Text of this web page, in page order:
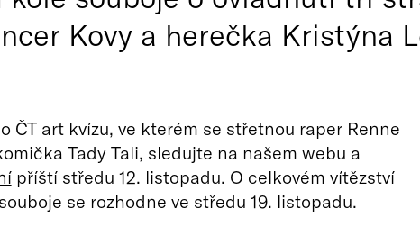
Kovy a herečka Kristýna
ČT art kvízu, ve kterém se střetnou raper Renne
Tady Tali, sledujte na našem webu a
příští středu 12. listopadu. O celkovém vítězství
se rozhodne ve středu 19. listopadu.